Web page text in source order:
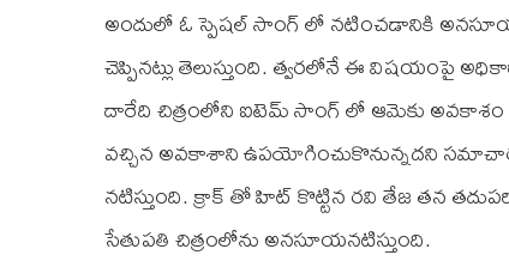
అందులో ఓ స్పెషల్ సాంగ్ లో నటించడానికి
చెప్పినట్లు తెలుస్తుంది. త్వరలోనే ఈ విషయంపై
దారేది చిత్రంలోని ఐటెమ్ సాంగ్ లో ఆమెకు
వచ్చిన అవకాశాని ఉపయోగించుకొనున్నదని
నటిస్తుంది. క్రాక్ తో హిట్ కొట్టిన రవి తేజ తన
సేతుపతి చిత్రంలోను అనసూయనటిస్తుంది.